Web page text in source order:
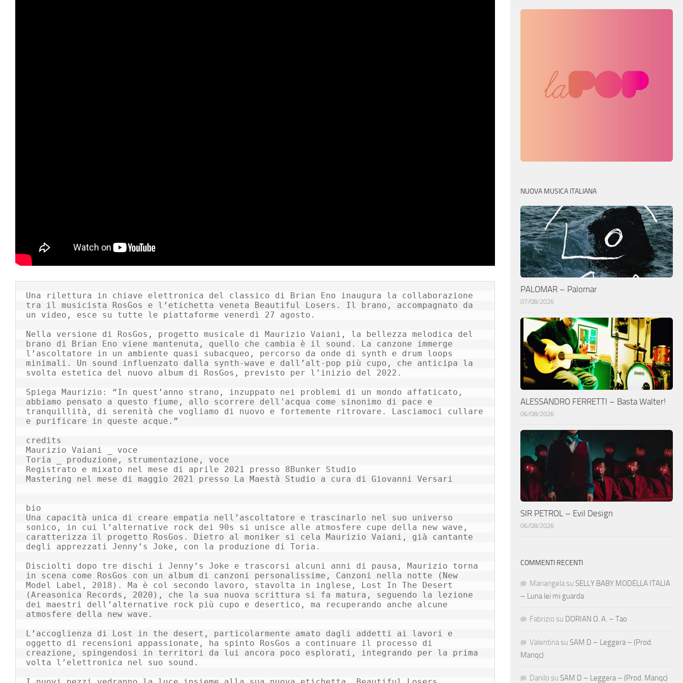
Una rilettura in chiave elettronica del classico di Brian Eno inaugura la collaborazione
tra il musicista RosGos e l’etichetta veneta Beautiful Losers. Il brano, accompagnato da
un video, esce su tutte le piattaforme venerdì 27 agosto.
Nella versione di RosGos, progetto musicale di Maurizio Vaiani, la bellezza melodica del
brano di Brian Eno viene mantenuta, quello che cambia è il sound. La canzone immerge
l’ascoltatore in un ambiente quasi subacqueo, percorso da onde di synth e drum loops
minimali. Un sound influenzato dalla synth-wave e dall’alt-pop più cupo, che anticipa la
svolta estetica del nuovo album di RosGos, previsto per l’inizio del 2022.
Spiega Maurizio: “In quest’anno strano, inzuppato nei problemi di un mondo affaticato,
abbiamo pensato a questo fiume, allo scorrere dell'acqua come sinonimo di pace e
tranquillità, di serenità che vogliamo di nuovo e fortemente ritrovare. Lasciamoci cullare
e purificare in queste acque.”
credits
Maurizio Vaiani _ voce
Toria _ produzione, strumentazione, voce
Registrato e mixato nel mese di aprile 2021 presso 8Bunker Studio
Mastering nel mese di maggio 2021 presso La Maestà Studio a cura di Giovanni Versari
bio
Una capacità unica di creare empatia nell’ascoltatore e trascinarlo nel suo universo
sonico, in cui l’alternative rock dei 90s si unisce alle atmosfere cupe della new wave,
caratterizza il progetto RosGos. Dietro al moniker si cela Maurizio Vaiani, già cantante
degli apprezzati Jenny’s Joke, con la produzione di Toria.
Disciolti dopo tre dischi i Jenny’s Joke e trascorsi alcuni anni di pausa, Maurizio torna
in scena come RosGos con un album di canzoni personalissime, Canzoni nella notte (New
Model Label, 2018). Ma è col secondo lavoro, stavolta in inglese, Lost In The Desert
(Areasonica Records, 2020), che la sua nuova scrittura si fa matura, seguendo la lezione
dei maestri dell’alternative rock più cupo e desertico, ma recuperando anche alcune
atmosfere della new wave.
L’accoglienza di Lost in the desert, particolarmente amato dagli addetti ai lavori e
oggetto di recensioni appassionate, ha spinto RosGos a continuare il processo di
creazione, spingendosi in territori da lui ancora poco esplorati, integrando per la prima
volta l’elettronica nel suo sound.
NUOVA MUSICA ITALIANA
PALOMAR – Palomar
07/08/2026
ALESSANDRO FERRETTI – Basta Walter!
06/08/2026
SIR PETROL – Evil Design
06/08/2026
COMMENTI RECENTI
Mariangela su SELLY BABY MODELLA ITALIA
– Luna lei mi guarda
Fabrizio su DORIAN O. A. – Tao
Valentina su SAM D – Leggera – (Prod.
Manqc)
Danilo su SAM D – Leggera – (Prod. Manqc)